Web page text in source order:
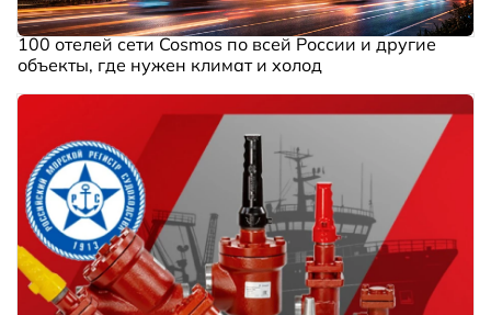
100 отелей сети Cosmos по всей России и другие
объекты, где нужен климат и холод